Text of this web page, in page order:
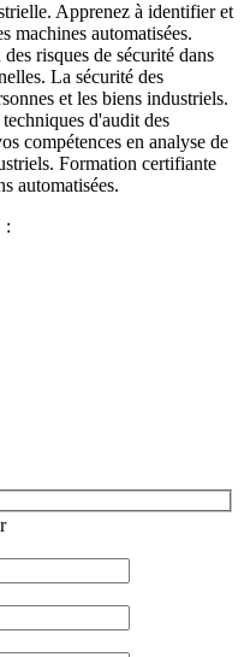
Apprenez à identifier et
machines automatisées.
risques de sécurité dans
La sécurité des
et les biens industriels.
d'audit des
compétences en analyse de
Formation certifiante
automatisées.
: